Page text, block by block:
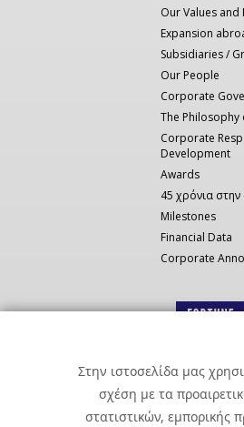
Στην ιστοσελίδα μας
σχέση με τα
στατιστικών, εμπορικής
Our Values and
Expansion
Subsidiaries /
Our People
Corporate
The Philosophy
Corporate
Development
Awards
45 χρόνια στην
Milestones
Financial Data
Corporate